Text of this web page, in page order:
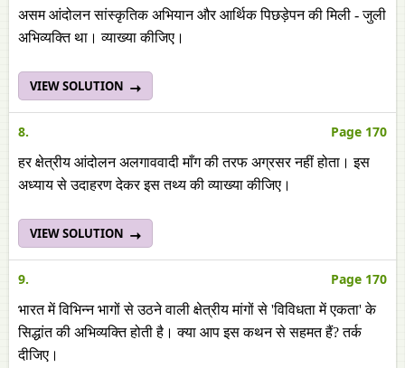
असम आंदोलन सांस्कृतिक अभियान और आर्थिक पिछड़ेपन की मिली - जुली
अभिव्यक्ति था। व्याख्या कीजिए।
VIEW SOLUTION
8. Page 170
हर क्षेत्रीय आंदोलन अलगाववादी माँग की तरफ अग्रसर नहीं होता। इस
अध्याय से उदाहरण देकर इस तथ्य की व्याख्या कीजिए।
VIEW SOLUTION
9. Page 170
भारत में विभिन्न भागों से उठने वाली क्षेत्रीय मांगों से 'विविधता में एकता' के
सिद्धांत की अभिव्यक्ति होती है। क्या आप इस कथन से सहमत हैं? तर्क
दीजिए।